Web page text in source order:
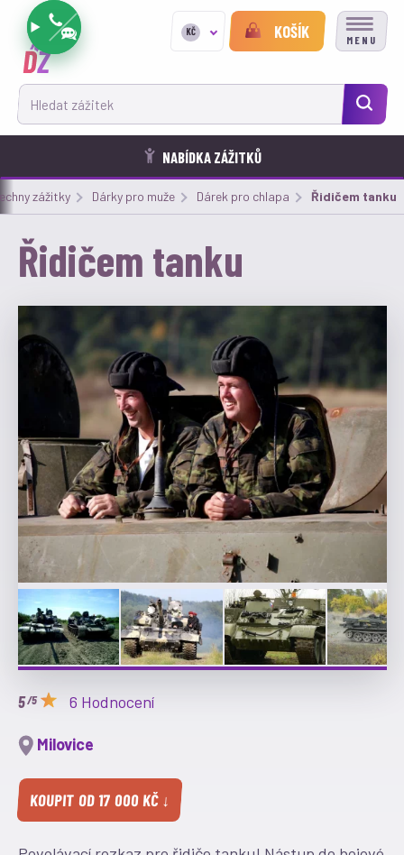
KČ KOŠÍK MENU
Hledat zážitek
NABÍDKA ZÁŽITKŮ
zážitky Dárky pro muže Dárek pro chlapa Aktuální:
Řidičem tanku
Řidičem tanku
/5 6 Hodnocení
Milovice
KOUPIT OD 17 000 KČ ↓